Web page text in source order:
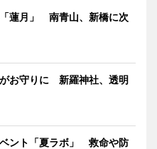
蓮月」 南青山、新橋に次
お守りに 新羅神社、透明
ント「夏ラボ」 救命や防